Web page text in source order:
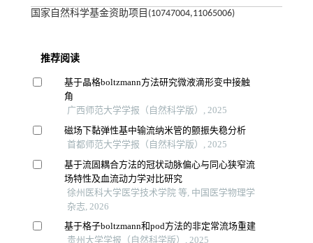
国家自然科学基金资助项目(10747004,11065006)